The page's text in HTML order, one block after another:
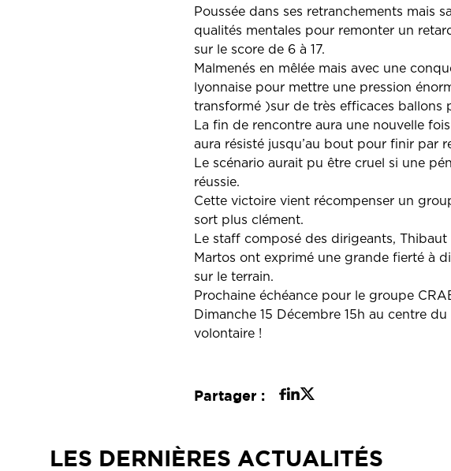
Poussée dans ses retranchements mais
qualités mentales pour remonter un
sur le score de 6 à 17.
Malmenés en mêlée mais avec une
lyonnaise pour mettre une pression
transformé )sur de très efficaces ballons
La fin de rencontre aura une nouvelle
aura résisté jusqu’au bout pour finir par
Le scénario aurait pu être cruel si une
réussie.
Cette victoire vient récompenser un
sort plus clément.
Le staff composé des dirigeants,
Martos ont exprimé une grande fierté à
sur le terrain.
Prochaine échéance pour le groupe
Dimanche 15 Décembre 15h au centre
volontaire !
Partager :
LES DERNIÈRES ACTUALITÉS